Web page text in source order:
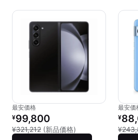
最安価格
リファービッシュ品の価格：
¥99,800
¥321,212 (新品価格) 新品との比較：
最安価
リフ
¥